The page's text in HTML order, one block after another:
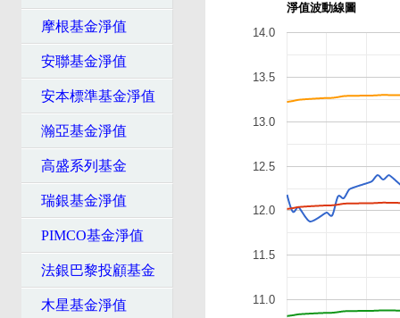
摩根基金淨值
安聯基金淨值
安本標準基金淨值
瀚亞基金淨值
高盛系列基金
瑞銀基金淨值
PIMCO基金淨值
法銀巴黎投顧基金
木星基金淨值
淨值波動線圖
11.0
11.5
12.0
12.5
13.0
13.5
14.0